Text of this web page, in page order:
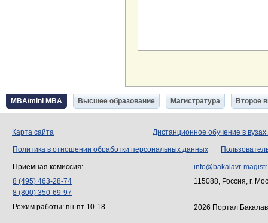
MBA/mini MBA Высшее образование Магистратура Второе
Карта сайта Дистанционное обучение в
Политика в отношении обработки персональных данных
Приемная комиссия:
8 (495) 463-28-74
8 (800) 350-69-97
Режим работы: пн-пт 10-18
info@bakalavr-
115088, Россия, г.
2026 Портал